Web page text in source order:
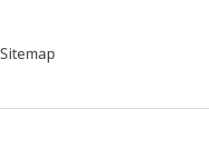
Gider
Sitemap